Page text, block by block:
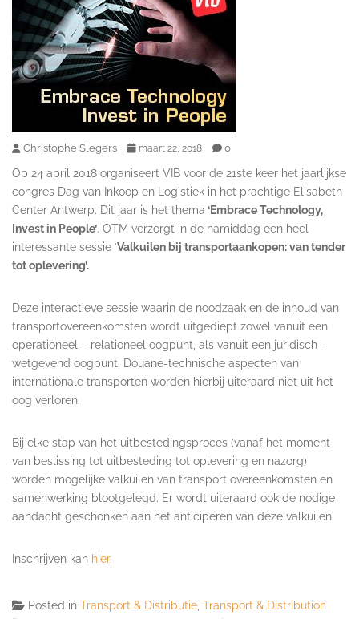
Christophe Slegers maart 22, 2018 0
Op 24 april 2018 organiseert VIB voor de 21ste keer het jaarlijkse
congres Dag van Inkoop en Logistiek in het prachtige Elisabeth
Center Antwerp. Dit jaar is het thema ‘Embrace Technology,
Invest in People’. OTM verzorgt in de namiddag een heel
interessante sessie ‘Valkuilen bij transportaankopen: van tender
tot oplevering’.
Deze interactieve sessie waarin de noodzaak en de inhoud van
transportovereenkomsten wordt uitgediept zowel vanuit een
operationeel – relationeel oogpunt, als vanuit een juridisch –
wetgevend oogpunt. Douane-technische aspecten van
internationale transporten worden hierbij uiteraard niet uit het
oog verloren.
Bij elke stap van het uitbestedingsproces (vanaf het moment
van beslissing tot uitbesteding tot oplevering en nazorg)
worden mogelijke valkuilen van transport overeenkomsten en
samenwerking blootgelegd. Er wordt uiteraard ook de nodige
aandacht geschonken aan het anticiperen van deze valkuilen.
Inschrijven kan hier.
Posted in Transport & Distributie Transport & Distribution